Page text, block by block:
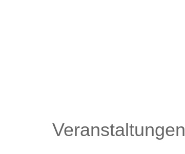
Veranstaltungen